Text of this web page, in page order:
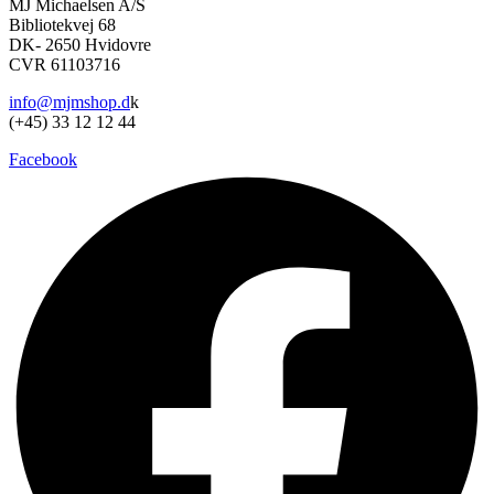
MJ Michaelsen A/S
Bibliotekvej 68
DK- 2650 Hvidovre
CVR 61103716
info@mjmshop.dk
(+45) 33 12 12 44
Facebook